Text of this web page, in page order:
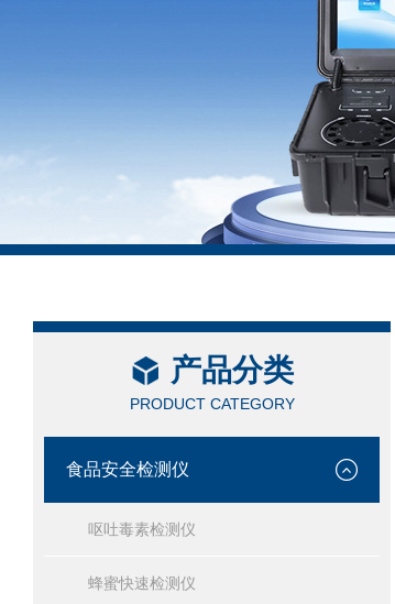
产品分类
PRODUCT CATEGORY
食品安全检测仪
呕吐毒素检测仪
蜂蜜快速检测仪